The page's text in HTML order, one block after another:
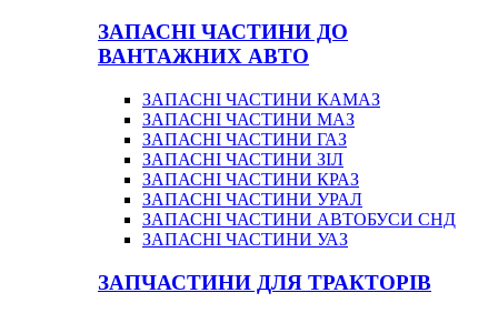
ЗАПАСНІ ЧАСТИНИ ДО
ВАНТАЖНИХ АВТО
ЗАПАСНІ ЧАСТИНИ КАМАЗ
ЗАПАСНІ ЧАСТИНИ МАЗ
ЗАПАСНІ ЧАСТИНИ ГАЗ
ЗАПАСНІ ЧАСТИНИ ЗІЛ
ЗАПАСНІ ЧАСТИНИ КРАЗ
ЗАПАСНІ ЧАСТИНИ УРАЛ
ЗАПАСНІ ЧАСТИНИ АВТОБУСИ СНД
ЗАПАСНІ ЧАСТИНИ УАЗ
ЗАПЧАСТИНИ ДЛЯ ТРАКТОРІВ